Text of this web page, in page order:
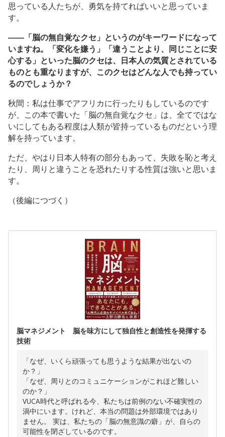
思っている人たちが、勇気を持てればいいと思っていま
す。
――「脳の無自覚なクセ」というのがキーワードになって
いますね。「変化を嫌う」「違うことより、同じことに安
心する」といった脳のクセは、日本人の気質とされている
ものとも重なりますが、このクセはどんな人でも持ってい
るのでしょうか？
秋間：私は仕事でアフリカに行ったりもしているのです
が、この本で書いた「脳の無自覚なクセ」は、全てではな
いにしてもある程度は人類が皆持っているものだという理
解を持っています。
ただ、やはり日本人特有の部分もあって、失敗を恥と考え
たり、周りと違うことを恐れたりする性質は強いと思いま
す。
（後編につづく）
脳マネジメント 脳を味方にして独自性と創造性を発揮する
技術
「なぜ、いくら頑張っても思うような結果が出ないの
か？」
「なぜ、周りとのコミュニケーションがこれほど難しい
のか？」
VUCA時代と呼ばれる今、私たちは前例のない不確実性の
渦中にいます。けれど、本当の問題は外部環境ではあり
ません。 実は、私たちの「脳の無意識の癖」が、自らの
可能性を閉ざしているのです。